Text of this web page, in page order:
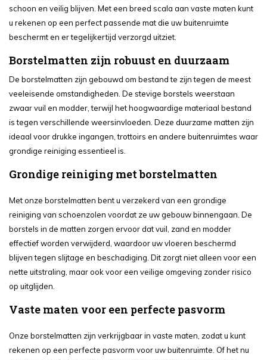
schoon en veilig blijven. Met een breed scala aan vaste maten kunt
u rekenen op een perfect passende mat die uw buitenruimte
beschermt en er tegelijkertijd verzorgd uitziet.
Borstelmatten zijn robuust en duurzaam
De borstelmatten zijn gebouwd om bestand te zijn tegen de meest
veeleisende omstandigheden. De stevige borstels weerstaan
zwaar vuil en modder, terwijl het hoogwaardige materiaal bestand
is tegen verschillende weersinvloeden. Deze duurzame matten zijn
ideaal voor drukke ingangen, trottoirs en andere buitenruimtes waar
grondige reiniging essentieel is.
Grondige reiniging met borstelmatten
Met onze borstelmatten bent u verzekerd van een grondige
reiniging van schoenzolen voordat ze uw gebouw binnengaan. De
borstels in de matten zorgen ervoor dat vuil, zand en modder
effectief worden verwijderd, waardoor uw vloeren beschermd
blijven tegen slijtage en beschadiging. Dit zorgt niet alleen voor een
nette uitstraling, maar ook voor een veilige omgeving zonder risico
op uitglijden.
Vaste maten voor een perfecte pasvorm
Onze borstelmatten zijn verkrijgbaar in vaste maten, zodat u kunt
rekenen op een perfecte pasvorm voor uw buitenruimte. Of het nu